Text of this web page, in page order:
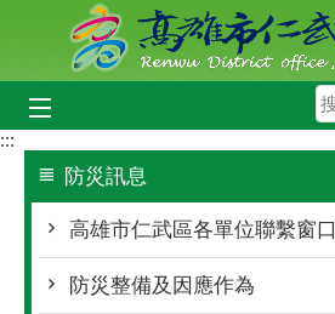
跳到主要內容區塊
:::
防災訊息
高雄市仁武區各單位聯繫窗口
防災整備及因應作為